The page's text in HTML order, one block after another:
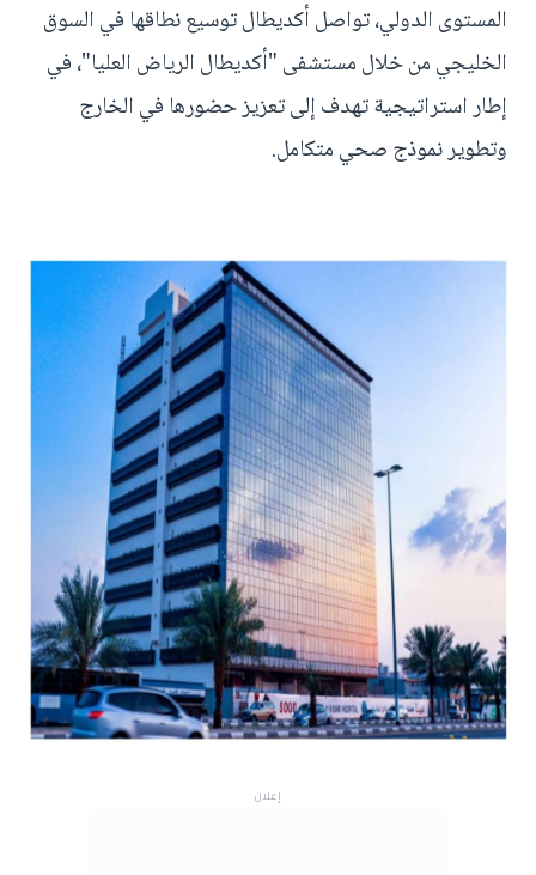
المستوى الدولي، تواصل أكديطال توسيع نطاقها في السوق
الخليجي من خلال مستشفى "أكديطال الرياض العليا"، في
إطار استراتيجية تهدف إلى تعزيز حضورها في الخارج
وتطوير نموذج صحي متكامل.
إعلان